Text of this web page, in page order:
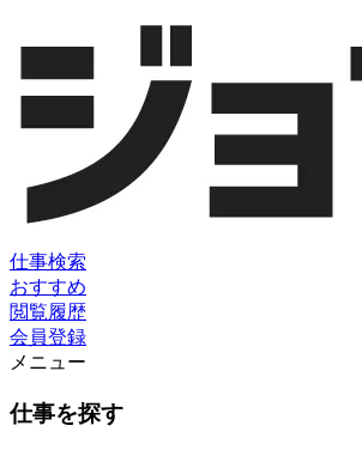
仕事検索
おすすめ
閲覧履歴
会員登録
メニュー
仕事を探す